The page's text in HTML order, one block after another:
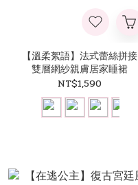
【溫柔絮語】法式蕾絲拼接
雙層網紗親膚居家睡裙
NT$1,590